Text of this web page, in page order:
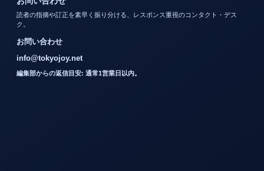
読者の指摘や訂正を素早く振り分ける、レスポンス重視のコンタクト・デス
ク。
お問い合わせ
info@tokyojoy.net
編集部からの返信目安: 通常1営業日以内。